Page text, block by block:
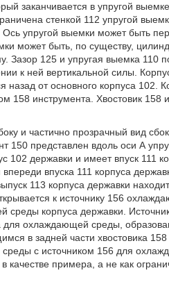
заканчивается в упругой
стенкой 112 упругой
упругой выемки может быть
может быть, по существу,
125 и упругая выемка 110
к ней вертикальной силы.
от основного корпуса 102.
158 инструмента. Хвостовик 158
и частично прозрачный вид
150 представлен вдоль оси А
державки и имеет впуск 111
впуска 111 корпуса
113 корпуса державки
к источнику 156
корпуса державки.
для охлаждающей среды,
в задней части хвостовика
с источником 156 для
качестве примера, а не как